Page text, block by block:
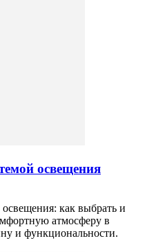
освещения
как выбрать и
атмосферу в
и функциональности.